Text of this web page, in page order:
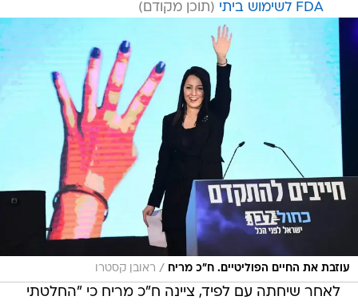
FDA לשימוש ביתי
עוזבת את החיים הפוליטיים. ח"כ מריח / ראובן קסטרו
לאחר שיחתה עם לפיד, ציינה ח"כ מריח כי "החלטתי